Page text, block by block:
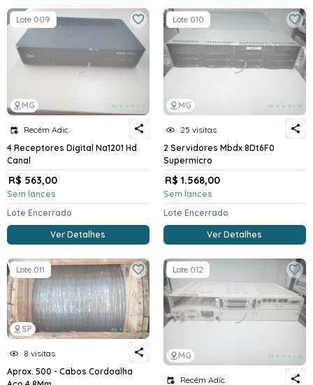
MG
Lote 009
Recém Adic.
4 Receptores Digital Na1201 Hd
Canal
R$ 563,00
Sem lances
Lote Encerrado
Ver Detalhes
MG
Lote 010
25 visitas
2 Servidores Mbdx 8Dt6F0
Supermicro
R$ 1.568,00
Sem lances
Lote Encerrado
Ver Detalhes
SP
Lote 011
8 visitas
Aprox. 500 - Cabos Cordoalha
MG
Lote 012
Recém Adic.